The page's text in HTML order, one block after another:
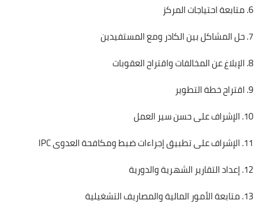
6. متابعة احتياجات المركز
7. حل المشاكل بين الكادر ومع المستفيدين
8. الإبلاغ عن المخالفات واقتراح العقوبات
9. اقتراح خطة التطوير
10. الإشراف على حسن سير العمل
11. الإشراف على تطبيق إجراءات ضبط ومكافحة العدوى IPC
12. إعداد التقارير الشهرية والدورية
13. متابعة الأمور المالية والمصاريف التشغيلية